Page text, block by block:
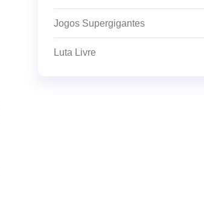
Jogos Supergigantes
Luta Livre